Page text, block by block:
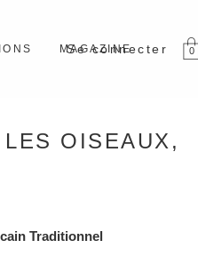
MAGAZINE 0
OISEAUX,
Traditionnel